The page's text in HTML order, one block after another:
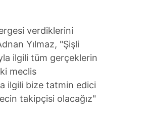
verdiklerini
Yılmaz, "Şişli
ilgili tüm gerçeklerin
meclis
ilgili bize tatmin edici
takipçisi olacağız"